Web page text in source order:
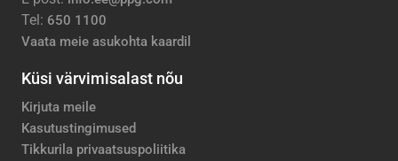
Tel: 650 1100
Vaata meie asukohta kaardil
Küsi värvimisalast nõu
Kirjuta meile
Kasutustingimused
Tikkurila privaatsuspoliitika